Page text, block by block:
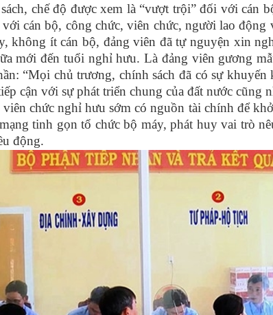
chế độ được xem là “vượt trội” đối với
cán bộ, công chức, viên chức, người lao
không ít cán bộ, đảng viên đã tự nguyện xin
mới đến tuổi nghỉ hưu. Là đảng viên gương
“Mọi chủ trương, chính sách đã có sự
cận với sự phát triển chung của đất nước
chức nghỉ hưu sớm có nguồn tài chính để
tinh gọn tổ chức bộ máy, phát huy vai trò
động.